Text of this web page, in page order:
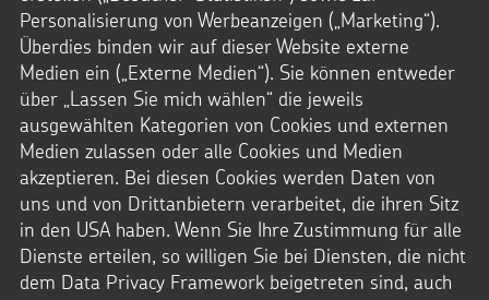
UNSER SPENDENKONTO
Kindermissionswerk Die Sternsinger e.V.
Pax-Bank für Kirche und Caritas
eG
IBAN: DE95 3706 0193 0000 0010
31
Personalisierung von Werbeanzeigen („Marketing“).
Überdies binden wir auf dieser Website externe
Medien ein („Externe Medien“). Sie können entweder
über „Lassen Sie mich wählen“ die jeweils
ausgewählten Kategorien von Cookies und externen
Medien zulassen oder alle Cookies und Medien
akzeptieren. Bei diesen Cookies werden Daten von
uns und von Drittanbietern verarbeitet, die ihren Sitz
in den USA haben. Wenn Sie Ihre Zustimmung für alle
Dienste erteilen, so willigen Sie bei Diensten, die nicht
dem Data Privacy Framework beigetreten sind, auch